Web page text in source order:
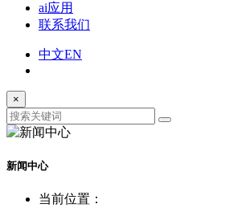
ai应用
联系我们
中文EN
×
新闻中心
当前位置：